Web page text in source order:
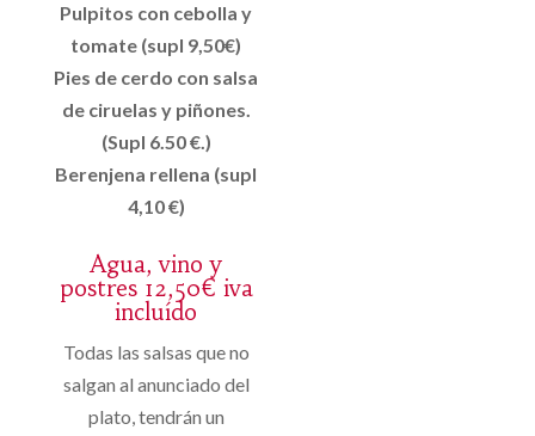
Pulpitos con cebolla y
tomate (supl 9,50€)
Pies de cerdo con salsa
de ciruelas y piñones.
(Supl 6.50 €.)
Berenjena rellena (supl
4,10 €)
Agua, vino y
postres 12,50€ iva
incluído
Todas las salsas que no
salgan al anunciado del
plato, tendrán un